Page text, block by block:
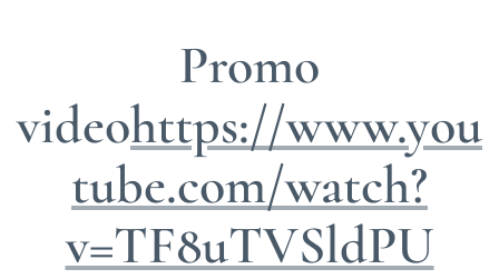
Promo
videohttps://www.you
tube.com/watch?
v=TF8uTVSldPU